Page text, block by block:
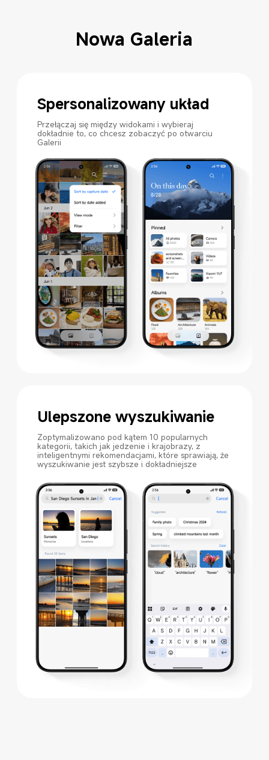
Nowa Galeria
Spersonalizowany układ
Przełączaj się między widokami i wybieraj
dokładnie to, co chcesz zobaczyć po otwarciu
Galerii
Ulepszone wyszukiwanie
Zoptymalizowano pod kątem 10 popularnych
kategorii, takich jak jedzenie i krajobrazy, z
inteligentnymi rekomendacjami, które sprawiają, że
wyszukiwanie jest szybsze i dokładniejsze